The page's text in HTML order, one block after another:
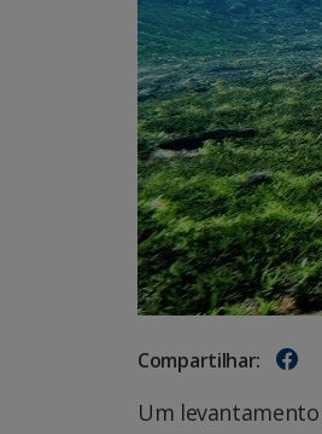
Compartilhar:
Um